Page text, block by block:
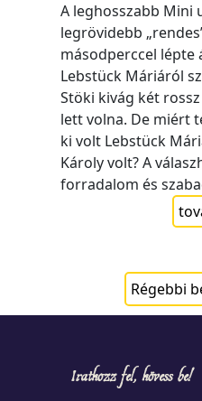
A leghosszabb Mini
legrövidebb
másodperccel lépte
Lebstück Máriáról
Stöki kivág két
lett volna. De miért
ki volt Lebstück
Károly volt? A
forradalom és
Régebbi
Iratkozz fel, kövess be!